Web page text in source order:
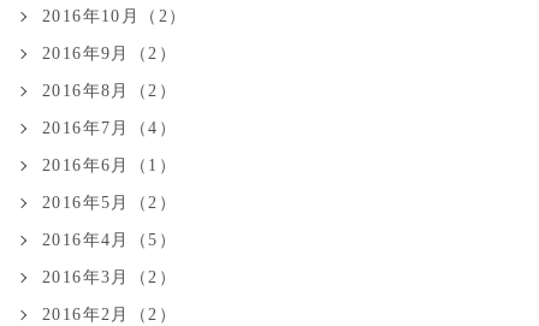
2016年10月（2）
2016年9月（2）
2016年8月（2）
2016年7月（4）
2016年6月（1）
2016年5月（2）
2016年4月（5）
2016年3月（2）
2016年2月（2）